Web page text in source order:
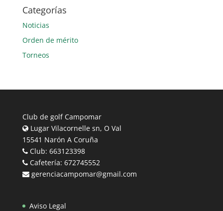
Categorías
Noticias
Orden de mérito
Torneos
Club de golf Campomar
Lugar Vilacornelle sn, O Val
15541 Narón A Coruña
Club: 663123398
Cafetería: 672745552
gerenciacampomar@gmail.com
Aviso Legal